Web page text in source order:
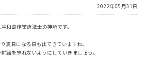
リクルート
2022年05月31日
和島作業療法士の神崎です。
夏日になる日も出てきていますね。
給を忘れないようにしていきましょう。